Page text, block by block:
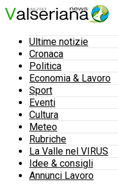
Ultime notizie
Cronaca
Politica
Economia & Lavoro
Sport
Eventi
Cultura
Meteo
Rubriche
La Valle nel VIRUS
Idee & consigli
Annunci Lavoro